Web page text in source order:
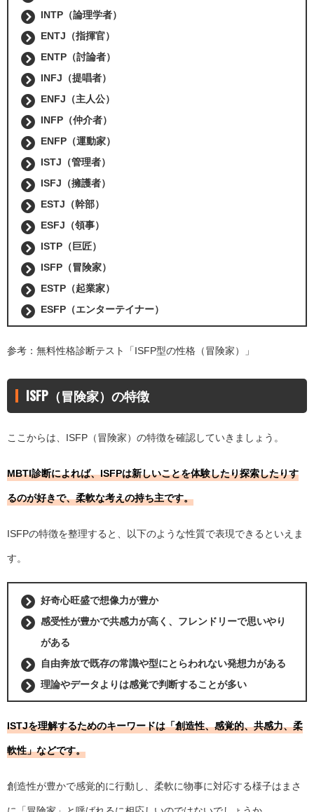
INTP（論理学者）
ENTJ（指揮官）
ENTP（討論者）
INFJ（提唱者）
ENFJ（主人公）
INFP（仲介者）
ENFP（運動家）
ISTJ（管理者）
ISFJ（擁護者）
ESTJ（幹部）
ESFJ（領事）
ISTP（巨匠）
ISFP（冒険家）
ESTP（起業家）
ESFP（エンターテイナー）
参考：無料性格診断テスト「ISFP型の性格（冒険家） 」
ISFP（冒険家）の特徴
ここからは、ISFP（冒険家）の特徴を確認していきましょう。
MBTI診断によれば、ISFPは新しいことを体験したり探索したりす
るのが好きで、柔軟な考えの持ち主です。
ISFPの特徴を整理すると、以下のような性質で表現できるといえま
す。
好奇心旺盛で想像力が豊か
感受性が豊かで共感力が高く、フレンドリーで思いやり
がある
自由奔放で既存の常識や型にとらわれない発想力がある
理論やデータよりは感覚で判断することが多い
ISTJを理解するためのキーワードは「創造性、感覚的、共感力、柔
軟性」などです。
創造性が豊かで感覚的に行動し、柔軟に物事に対応する様子はまさ